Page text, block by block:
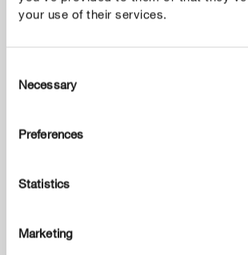
your use of their services.
Selection
Necessary
Preferences
Statistics
Marketing